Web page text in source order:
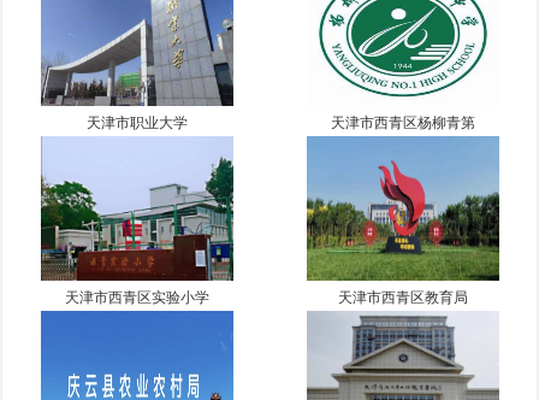
天津市职业大学 天津市西青区杨柳青第
天津市西青区实验小学 天津市西青区教育局